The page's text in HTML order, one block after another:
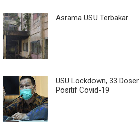
Asrama USU Terbakar
USU Lockdown, 33
Positif Covid-19